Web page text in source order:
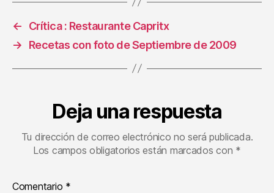
←
Crítica : Restaurante Capritx
→
Recetas con foto de Septiembre de 2009
Deja una respuesta
Tu dirección de correo electrónico no será publicada.
Los campos obligatorios están marcados con *
Comentario *